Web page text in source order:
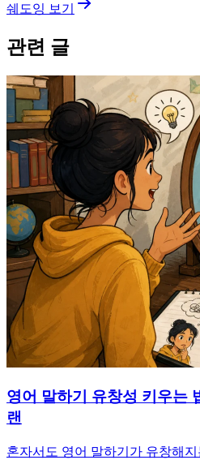
쉐도잉 보기
관련 글
영어 말하기 유창성 키우는
랜
혼자서도 영어 말하기가 유창해